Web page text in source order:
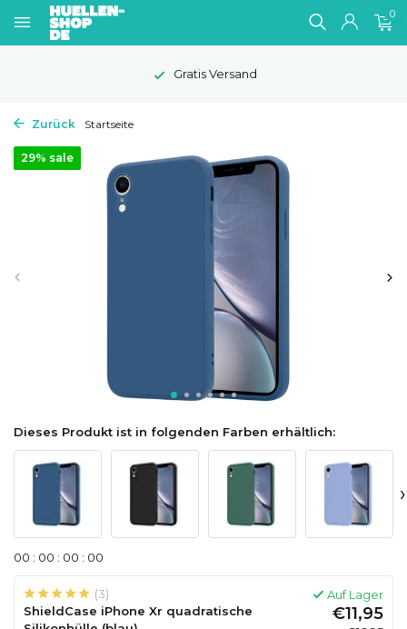
0
Gratis Versand
Zurück Startseite
29% sale
Dieses Produkt ist in folgenden Farben erhältlich:
›
00 : 00 : 00 : 00
(3)
ShieldCase iPhone Xr quadratische
Auf Lager
€11,95